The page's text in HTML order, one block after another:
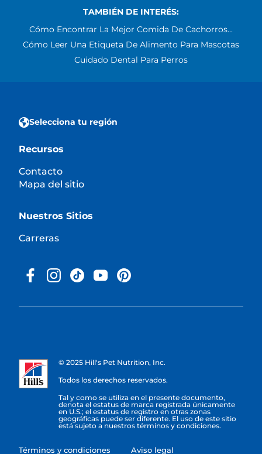
TAMBIÉN DE INTERÉS:
Cómo Encontrar La Mejor Comida De Cachorros...
Cómo Leer Una Etiqueta De Alimento Para Mascotas
Cuidado Dental Para Perros
Selecciona tu región
Recursos
Contacto
Mapa del sitio
Nuestros Sitios
Carreras
© 2025 Hill's Pet Nutrition, Inc.
Todos los derechos reservados.
Tal y como se utiliza en el presente documento,
denota el estatus de marca registrada únicamente
en U.S.; el estatus de registro en otras zonas
geográficas puede ser diferente. El uso de este sitio
está sujeto a nuestros términos y condiciones.
Términos y condiciones Aviso legal